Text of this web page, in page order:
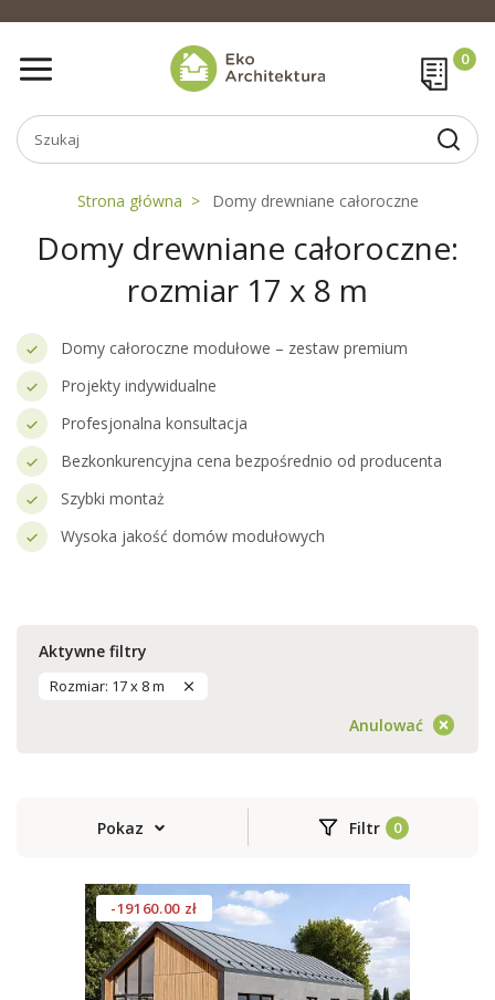
Strona główna Domy drewniane całoroczne
Domy drewniane całoroczne:
rozmiar 17 x 8 m
Domy całoroczne modułowe – zestaw premium
Projekty indywidualne
Profesjonalna konsultacja
Bezkonkurencyjna cena bezpośrednio od producenta
Szybki montaż
Wysoka jakość domów modułowych
Aktywne filtry
Rozmiar: 17 x 8 m
Anulować
Pokaz Filtr
-19160.00 zł